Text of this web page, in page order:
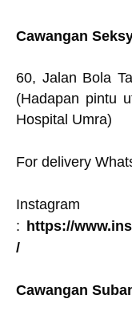
Cawangan
60, Jalan Bola
(Hadapan pintu
Hospital Umra)
For delivery
Instagram
: https://
/
Cawangan